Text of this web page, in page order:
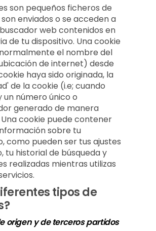
son pequeños ficheros de
enviados o se acceden a
web contenidos en
de tu dispositivo. Una cookie
el nombre del
de internet) desde
haya sido originada, la
de la cookie (i.e; cuando
número único o
generado de manera
cookie puede contener
sobre tu
como pueden ser tus ajustes
tu historial de búsqueda y
realizadas mientras utilizas
tipos de
origen y de terceros partidos